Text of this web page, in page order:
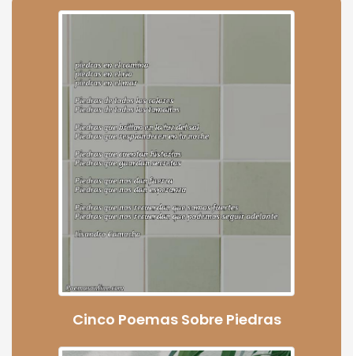
Cinco Poemas Sobre Piedras